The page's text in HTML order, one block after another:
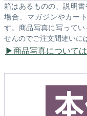
箱はあるものの、説明
場合、マガジンやカー
す。商品写真に写って
せんのでご注文間違いに
商品写真について